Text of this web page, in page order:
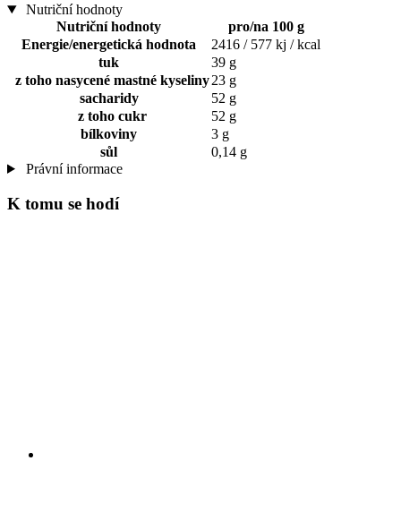
Nutriční hodnoty
Nutriční hodnoty
pro/na 100 g
Energie/energetická hodnota
2416 / 577 kj / kcal
tuk
39 g
z toho nasycené mastné kyseliny23 g
sacharidy
52 g
z toho cukr
52 g
bílkoviny
3 g
sůl
0,14 g
Právní informace
K tomu se hodí